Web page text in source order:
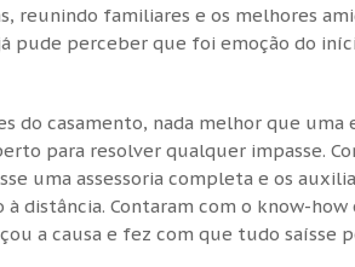
reunindo familiares e os melhores
pude perceber que foi emoção do
do casamento, nada melhor que
para resolver qualquer impasse.
uma assessoria completa e os
distância. Contaram com o know-
a causa e fez com que tudo saísse